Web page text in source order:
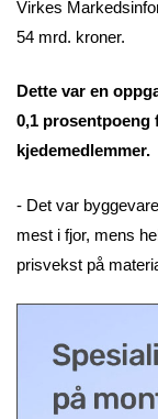
Virkes
54 mrd. kroner.
Dette var en
0,1
kjedemedlemmer.
- Det var
mest i fjor, mens
prisvekst på